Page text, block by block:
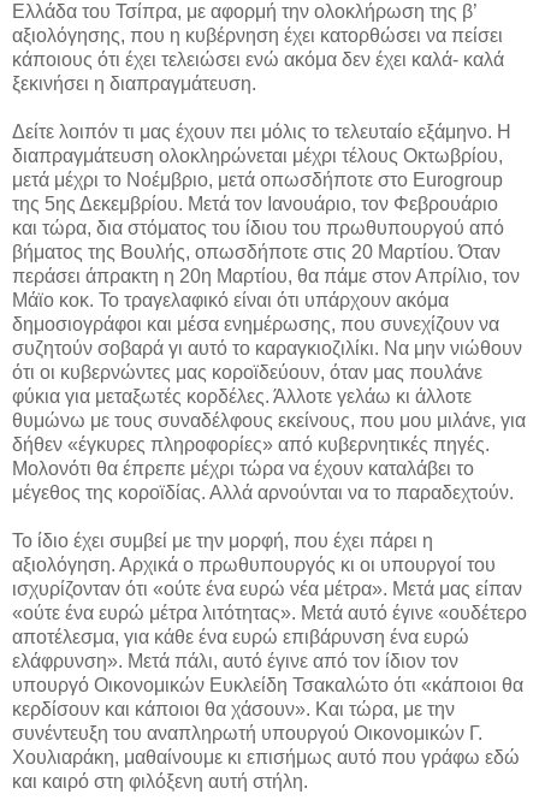
Ελλάδα του Τσίπρα, με αφορμή την ολοκλήρωση της β’
αξιολόγησης, που η κυβέρνηση έχει κατορθώσει να πείσει
κάποιους ότι έχει τελειώσει ενώ ακόμα δεν έχει καλά- καλά
ξεκινήσει η διαπραγμάτευση.
Δείτε λοιπόν τι μας έχουν πει μόλις το τελευταίο εξάμηνο. Η
διαπραγμάτευση ολοκληρώνεται μέχρι τέλους Οκτωβρίου,
μετά μέχρι το Νοέμβριο, μετά οπωσδήποτε στο Eurogroup
της 5ης Δεκεμβρίου. Μετά τον Ιανουάριο, τον Φεβρουάριο
και τώρα, δια στόματος του ίδιου του πρωθυπουργού από
βήματος της Βουλής, οπωσδήποτε στις 20 Μαρτίου. Όταν
περάσει άπρακτη η 20η Μαρτίου, θα πάμε στον Απρίλιο, τον
Μάϊο κοκ. Το τραγελαφικό είναι ότι υπάρχουν ακόμα
δημοσιογράφοι και μέσα ενημέρωσης, που συνεχίζουν να
συζητούν σοβαρά γι αυτό το καραγκιοζιλίκι. Να μην νιώθουν
ότι οι κυβερνώντες μας κοροϊδεύουν, όταν μας πουλάνε
φύκια για μεταξωτές κορδέλες. Άλλοτε γελάω κι άλλοτε
θυμώνω με τους συναδέλφους εκείνους, που μου μιλάνε, για
δήθεν «έγκυρες πληροφορίες» από κυβερνητικές πηγές.
Μολονότι θα έπρεπε μέχρι τώρα να έχουν καταλάβει το
μέγεθος της κοροϊδίας. Αλλά αρνούνται να το παραδεχτούν.
Το ίδιο έχει συμβεί με την μορφή, που έχει πάρει η
αξιολόγηση. Αρχικά ο πρωθυπουργός κι οι υπουργοί του
ισχυρίζονταν ότι «ούτε ένα ευρώ νέα μέτρα». Μετά μας είπαν
«ούτε ένα ευρώ μέτρα λιτότητας». Μετά αυτό έγινε «ουδέτερο
αποτέλεσμα, για κάθε ένα ευρώ επιβάρυνση ένα ευρώ
ελάφρυνση». Μετά πάλι, αυτό έγινε από τον ίδιον τον
υπουργό Οικονομικών Ευκλείδη Τσακαλώτο ότι «κάποιοι θα
κερδίσουν και κάποιοι θα χάσουν». Και τώρα, με την
συνέντευξη του αναπληρωτή υπουργού Οικονομικών Γ.
Χουλιαράκη, μαθαίνουμε κι επισήμως αυτό που γράφω εδώ
και καιρό στη φιλόξενη αυτή στήλη.